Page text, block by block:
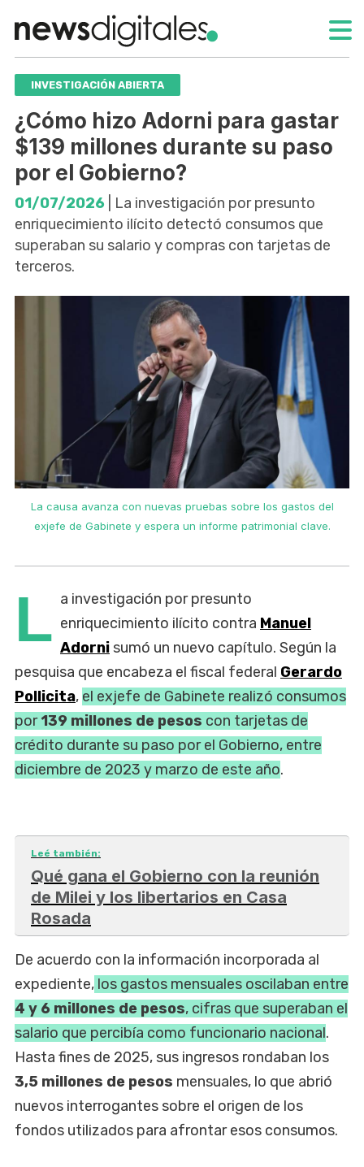
INVESTIGACIÓN ABIERTA
¿Cómo hizo Adorni para gastar
$139 millones durante su paso
por el Gobierno?
01/07/2026 | La investigación por presunto
enriquecimiento ilícito detectó consumos que
superaban su salario y compras con tarjetas de
terceros.
La causa avanza con nuevas pruebas sobre los gastos del
exjefe de Gabinete y espera un informe patrimonial clave.
L a investigación por presunto
enriquecimiento ilícito contra Manuel
Adorni sumó un nuevo capítulo. Según la
pesquisa que encabeza el fiscal federal Gerardo
Pollicita, el exjefe de Gabinete realizó consumos
por139 millones de pesos con tarjetas de
crédito durante su paso por el Gobierno, entre
diciembre de 2023 y marzo de este año.
Leé también:
Qué gana el Gobierno con la reunión
de Milei y los libertarios en Casa
Rosada
De acuerdo con la información incorporada al
expediente, los gastos mensuales oscilaban entre
4 y 6 millones de pesos, cifras que superaban el
salario que percibía como funcionario nacional.
Hasta fines de 2025, sus ingresos rondaban los
3,5 millones de pesos mensuales, lo que abrió
nuevos interrogantes sobre el origen de los
fondos utilizados para afrontar esos consumos.